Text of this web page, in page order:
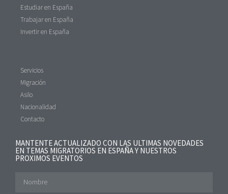
Estudiar en España
Trabajar en España
Invertir en España
Servicios
Migración
Asilo
Nacionalidad
Contacto
MANTENTE ACTUALIZADO CON LAS ULTIMAS NOVEDADES
EN TEMAS MIGRATORIOS EN ESPAÑA Y NUESTROS
PROXIMOS EVENTOS